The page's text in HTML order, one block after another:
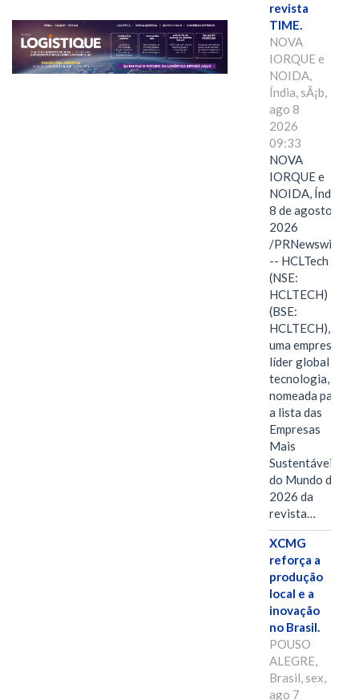
revista
TIME.
NOVA
IORQUE e
NOIDA,
Índia, sÃ¡b,
ago 8
2026
09:33
NOVA
IORQUE e
NOIDA, Índia,
8 de agosto de
2026
/PRNewswire/
-- HCLTech
(NSE:
HCLTECH)
(BSE:
HCLTECH),
uma empresa
líder global em
tecnologia, foi
nomeada para
a lista das
Empresas
Mais
Sustentáveis
do Mundo de
2026 da
revista…
XCMG
reforça a
produção
local e a
inovação
no Brasil.
POUSO
ALEGRE,
Brasil, sex,
ago 7